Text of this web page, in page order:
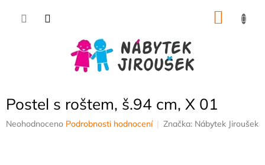
Postel s roštem, š.94 cm, X 01
Průměrné
Neohodnoceno Podrobnosti hodnocení Značka: Nábytek Jiroušek